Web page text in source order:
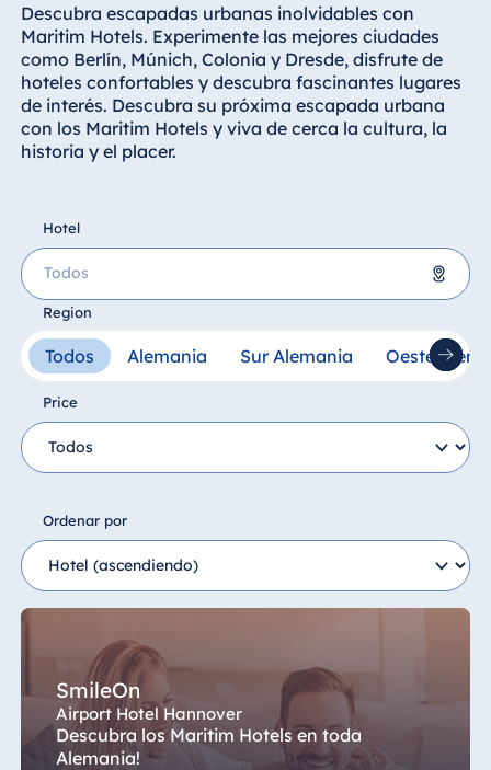
proArte Hotel
Berlin
Hotel Bonn
Hotel Bremen
Hotel Darmstadt
Hotel Frankfurt
Hotel am
Schlossgarten
Fulda
Airport Hotel
Hannover
Hotel Ingolstadt
Hotel Bellevue
Kiel
Hotel
Königswinter
Hotel Magdeburg
Hotel Stuttgart
Seehotel
Timmendorfer
Strand
Descubra escapadas urbanas inolvidables con
Maritim Hotels. Experimente las mejores ciudades
como Berlín, Múnich, Colonia y Dresde, disfrute de
hoteles confortables y descubra fascinantes lugares
de interés. Descubra su próxima escapada urbana
con los Maritim Hotels y viva de cerca la cultura, la
historia y el placer.
Hotel
Alemania
Hotel Bad Homburg
Hotel Bad Salzuflen
Hotel Bad Wildungen
Hotel Bonn
Hotel Düsseldorf
Hotel Frankfurt
Hotel am Schlossgarten Fulda
Airport Hotel Hannover
Region
Todos Alemania Sur Alemania Oeste
Price
Ordenar por
SmileOn
Airport Hotel Hannover
Descubra los Maritim Hotels en toda
Alemania!